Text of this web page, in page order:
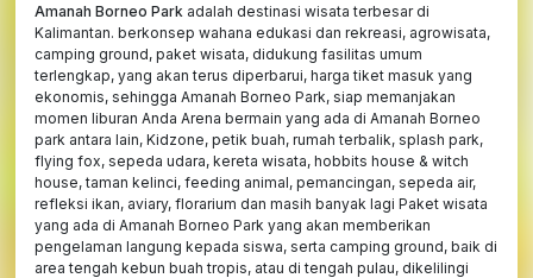
Amanah Borneo Park adalah destinasi wisata terbesar di
Kalimantan. berkonsep wahana edukasi dan rekreasi, agrowisata,
camping ground, paket wisata, didukung fasilitas umum
terlengkap, yang akan terus diperbarui, harga tiket masuk yang
ekonomis, sehingga Amanah Borneo Park, siap memanjakan
momen liburan Anda Arena bermain yang ada di Amanah Borneo
park antara lain, Kidzone, petik buah, rumah terbalik, splash park,
flying fox, sepeda udara, kereta wisata, hobbits house & witch
house, taman kelinci, feeding animal, pemancingan, sepeda air,
refleksi ikan, aviary, florarium dan masih banyak lagi Paket wisata
yang ada di Amanah Borneo Park yang akan memberikan
pengelaman langung kepada siswa, serta camping ground, baik di
area tengah kebun buah tropis, atau di tengah pulau, dikelilingi